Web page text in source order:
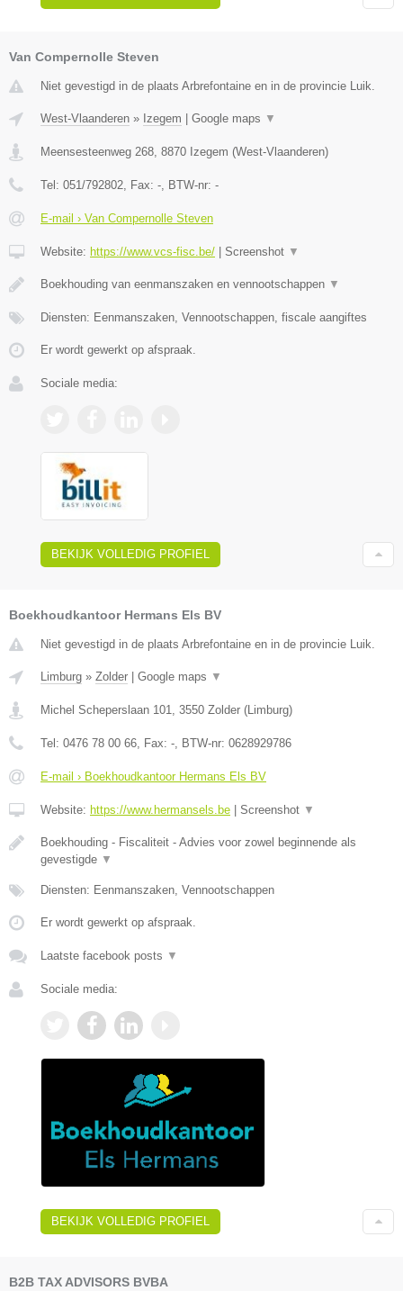
Van Compernolle Steven
Niet gevestigd in de plaats Arbrefontaine en in de provincie Luik.
West-Vlaanderen » Izegem Google maps ▼
Meensesteenweg 268, 8870 Izegem (West-Vlaanderen)
Tel: 051/792802, Fax: -, BTW-nr: -
E-mail › Van Compernolle Steven
Website: https://www.vcs-fisc.be/ Screenshot ▼
Boekhouding van eenmanszaken en vennootschappen ▼
Diensten: Eenmanszaken, Vennootschappen, fiscale aangiftes
Er wordt gewerkt op afspraak.
Sociale media:
BEKIJK VOLLEDIG PROFIEL
Boekhoudkantoor Hermans Els BV
Niet gevestigd in de plaats Arbrefontaine en in de provincie Luik.
Limburg » Zolder Google maps ▼
Michel Scheperslaan 101, 3550 Zolder (Limburg)
Tel: 0476 78 00 66, Fax: -, BTW-nr: 0628929786
E-mail › Boekhoudkantoor Hermans Els BV
Website: https://www.hermansels.be Screenshot ▼
Boekhouding - Fiscaliteit - Advies voor zowel beginnende als
gevestigde ▼
Diensten: Eenmanszaken, Vennootschappen
Er wordt gewerkt op afspraak.
Laatste facebook posts ▼
Sociale media:
BEKIJK VOLLEDIG PROFIEL
B2B TAX ADVISORS BVBA